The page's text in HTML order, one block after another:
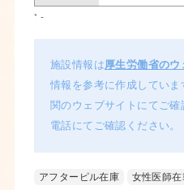
* -
施設情報は厚生労働省のウ
情報を参考に作成してい
関のウェブサイトにてご
電話にてご確認ください。
アフターピル在庫 女性医師